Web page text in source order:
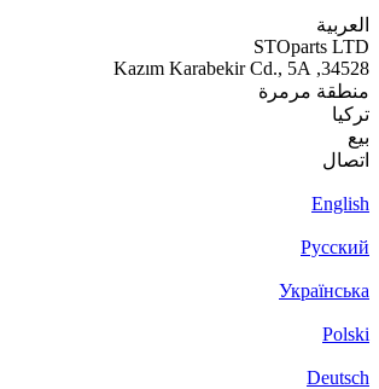
العربية
STOparts LTD
34528, Kazım Karabekir Cd., 5A
منطقة مرمرة
تركيا
بيع
اتصال
English
Русский
Українська
Polski
Deutsch